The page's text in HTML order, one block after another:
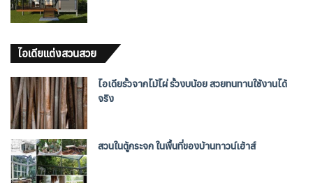
ไอเดียแต่งสวนสวย
ไอเดียรั้วจากไม้ไผ่ รั้วงบน้อย สวยทนทานใช้งานได้
จริง
สวนในตู้กระจก ในพื้นที่ของบ้านทาวน์เฮ้าส์